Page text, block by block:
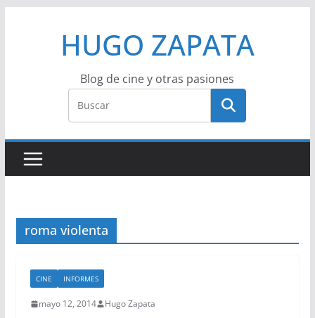
HUGO ZAPATA
Blog de cine y otras pasiones
roma violenta
CINE INFORMES
mayo 12, 2014 Hugo Zapata